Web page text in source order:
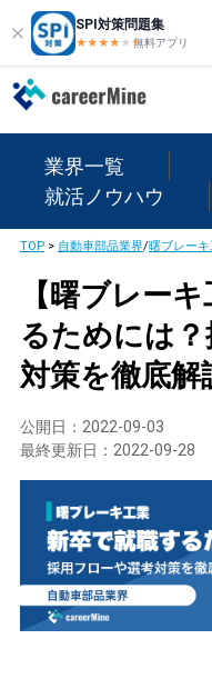
SPI対策問題集
★★★★ ★★
無料アプリ
業界一覧
就活ノウハウ
TOP> 自動車部品業界/曙ブレー
【曙ブレー
るためには
対策を徹底解
公開日： 2022-09-03
最終更新日： 2022-09-28